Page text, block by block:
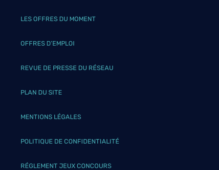
LES OFFRES DU MOMENT
OFFRES D’EMPLOI
REVUE DE PRESSE DU RÉSEAU
PLAN DU SITE
MENTIONS LÉGALES
POLITIQUE DE CONFIDENTIALITÉ
RÉGLEMENT JEUX CONCOURS